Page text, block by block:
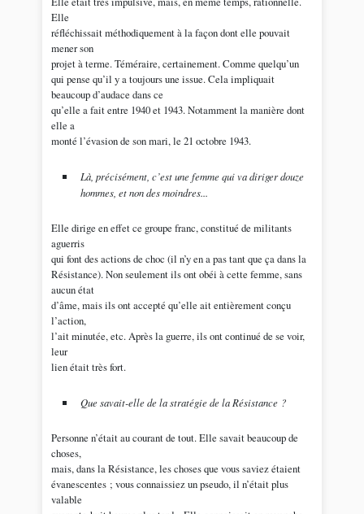
Elle
réfléchissait méthodiquement à la façon dont elle pouvait
mener son
projet à terme. Téméraire, certainement. Comme quelqu’un
qui pense qu’il y a toujours une issue. Cela impliquait
beaucoup d’audace dans ce
qu’elle a fait entre 1940 et 1943. Notamment la manière dont
elle a
monté l’évasion de son mari, le 21 octobre 1943.
Là, précisément, c’est une femme qui va diriger douze
hommes, et non des moindres...
Elle dirige en effet ce groupe franc, constitué de militants
aguerris
qui font des actions de choc (il n’y en a pas tant que ça dans la
Résistance). Non seulement ils ont obéi à cette femme, sans
aucun état
d’âme, mais ils ont accepté qu’elle ait entièrement conçu
l’action,
l’ait minutée, etc. Après la guerre, ils ont continué de se voir,
leur
lien était très fort.
Que savait-elle de la stratégie de la Résistance ?
Personne n’était au courant de tout. Elle savait beaucoup de
choses,
mais, dans la Résistance, les choses que vous saviez étaient
évanescentes ; vous connaissiez un pseudo, il n’était plus
valable